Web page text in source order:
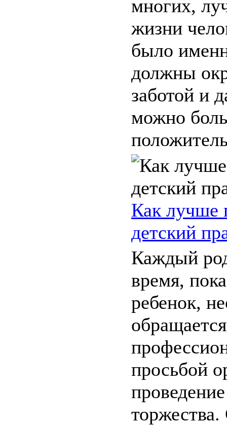
многих,
жизни
было
должны
заботой и
можно
Как лучше
детский
Каждый
время,
ребенок,
просьбой